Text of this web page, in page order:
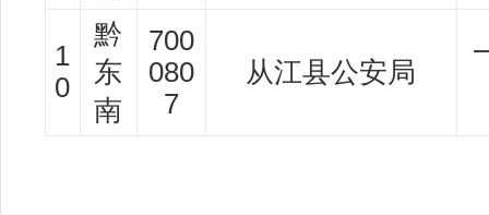
1
0
黔
东
南
700
080
7
从江县公安局